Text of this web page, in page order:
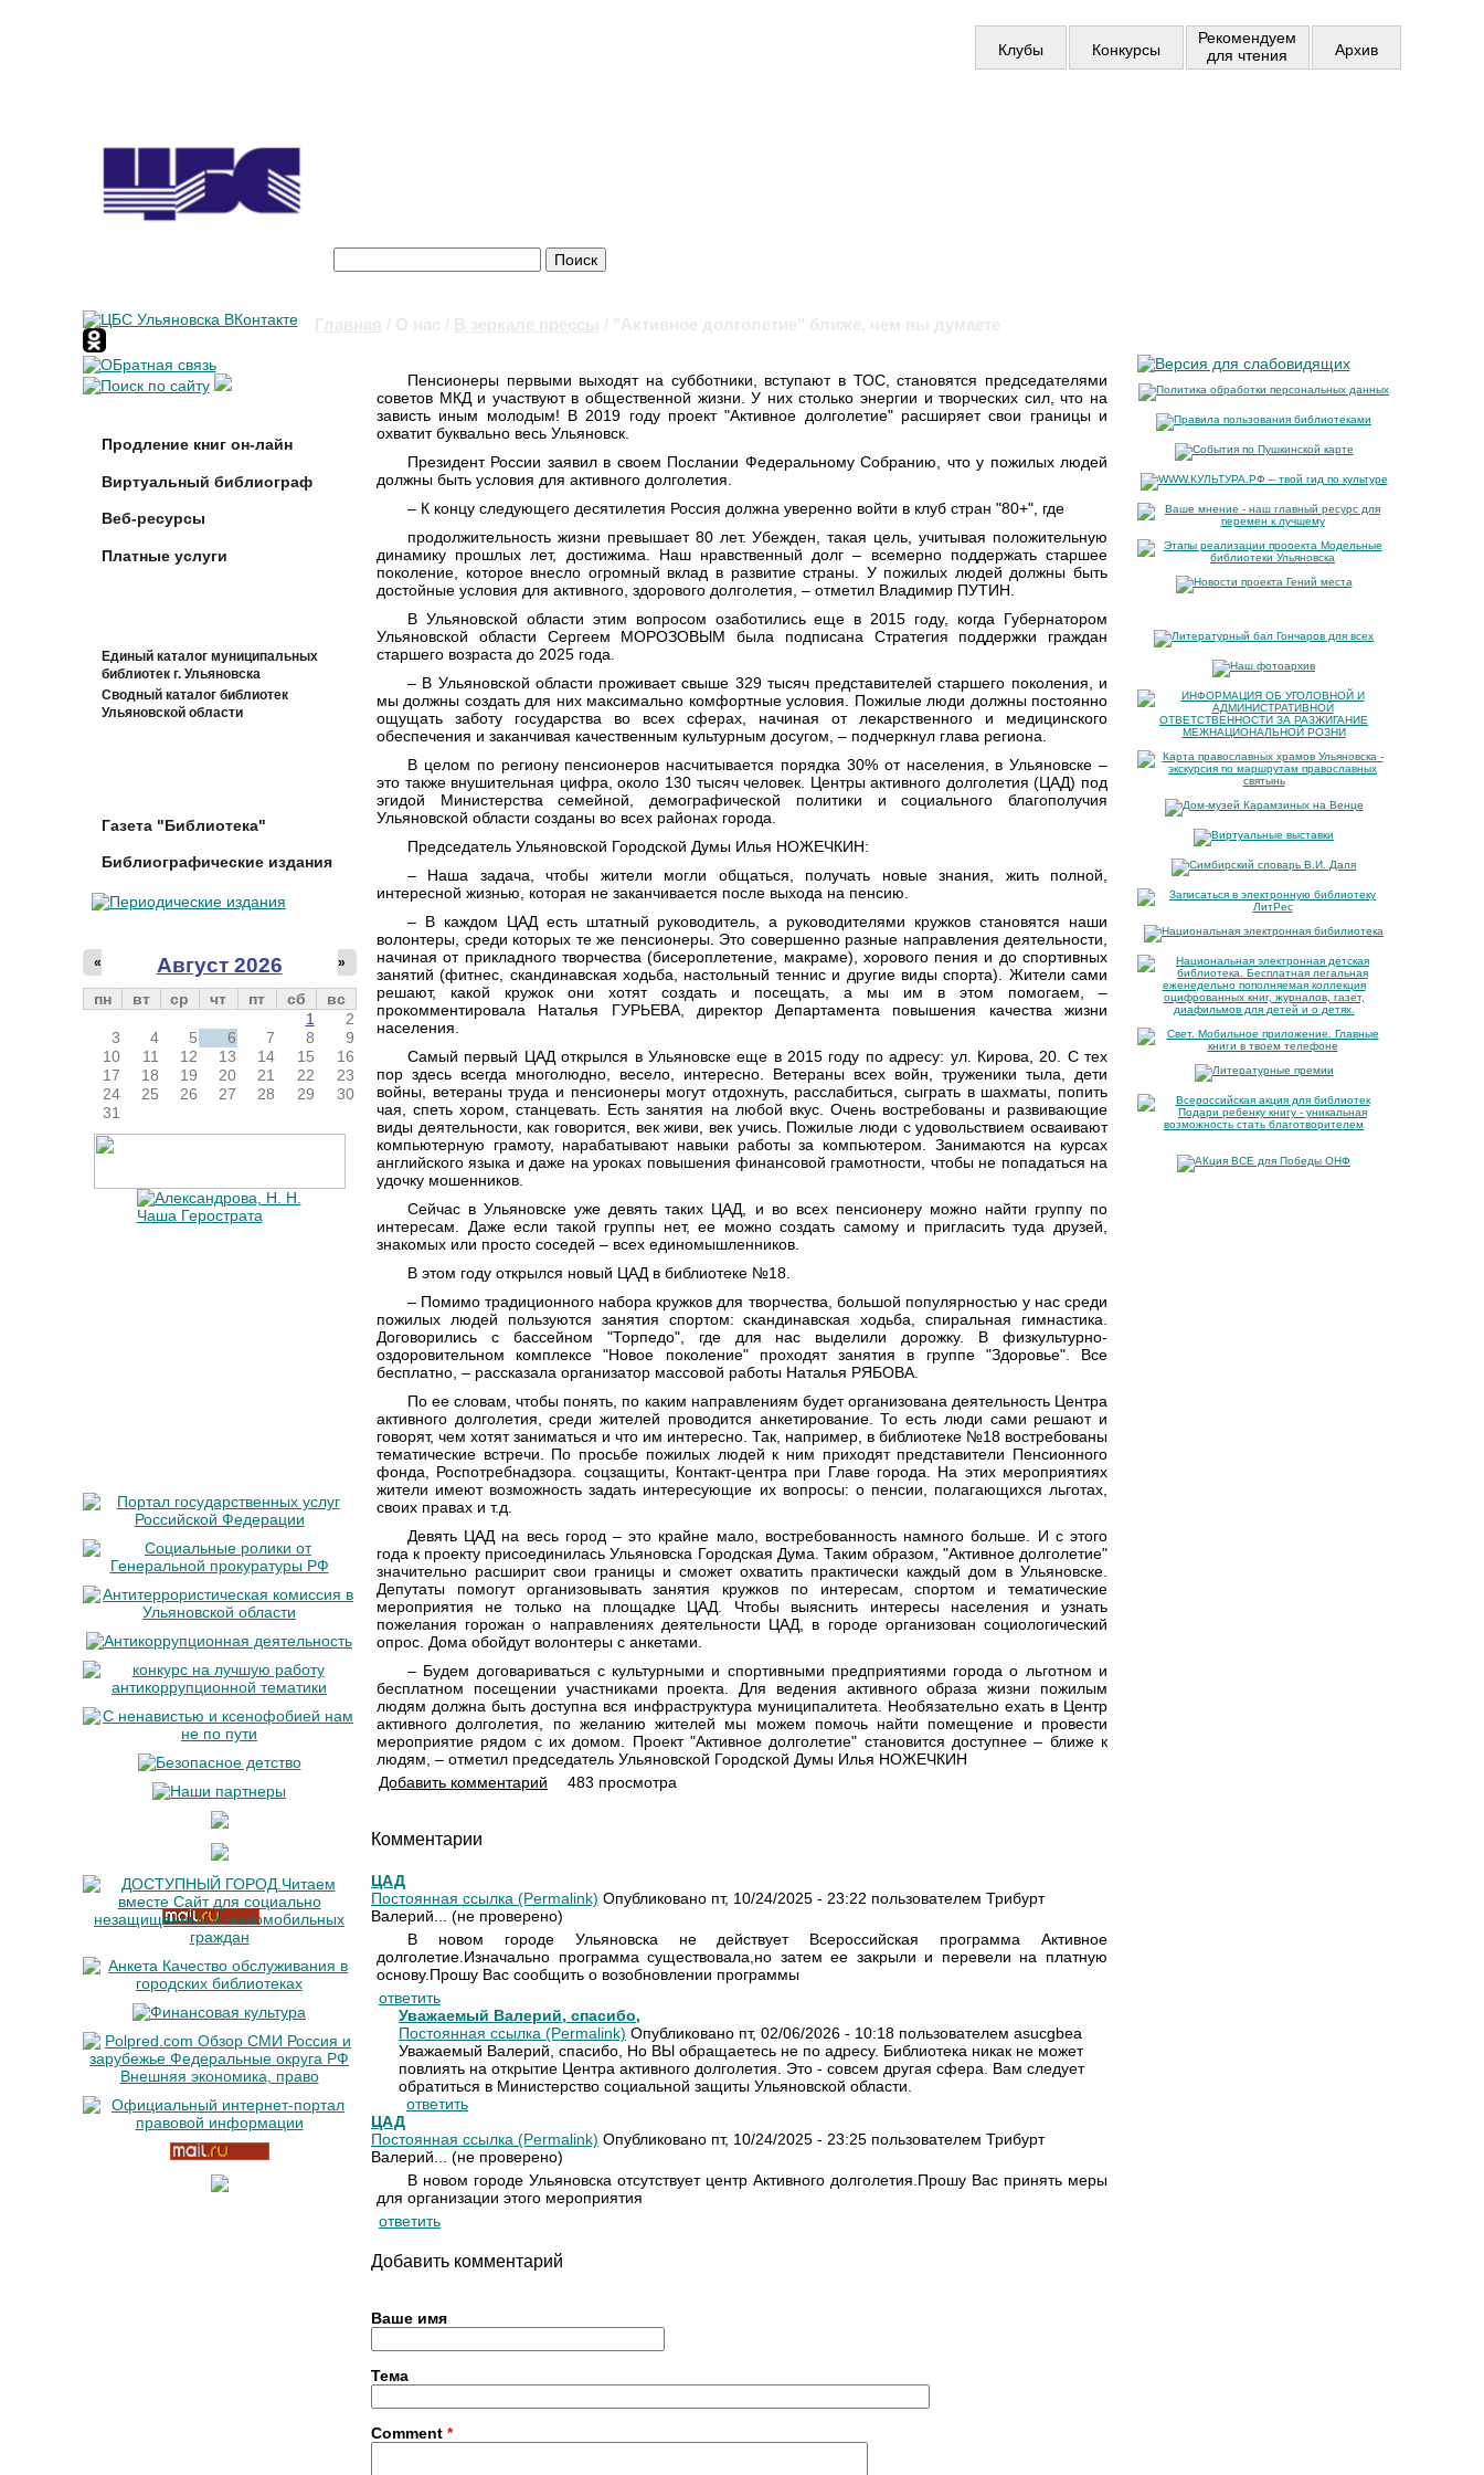
Клубы Конкурсы
Рекомендуем
для чтения
Архив
Главная / О нас / В зеркале прессы / "Активное долголетие" ближе, чем вы думаете
Продление книг он-лайн
Виртуальный библиограф
Веб-ресурсы
Платные услуги
Единый каталог муниципальных
библиотек г. Ульяновска
Сводный каталог библиотек
Ульяновской области
Газета "Библиотека"
Библиографические издания
Август 2026
« »
пн вт ср чт пт сб
вс
1
2
3
4 5 6 7 8
9
10
11 12 13 14 15
16
17
18 19 20 21 22
23
24
25 26 27 28 29
30
31
Пенсионеры первыми выходят на субботники, вступают в ТОС, становятся председателями
советов МКД и участвуют в общественной жизни. У них столько энергии и творческих сил, что на
зависть иным молодым! В 2019 году проект "Активное долголетие" расширяет свои границы и
охватит буквально весь Ульяновск.
Президент России заявил в своем Послании Федеральному Собранию, что у пожилых людей
должны быть условия для активного долголетия.
– К концу следующего десятилетия Россия должна уверенно войти в клуб стран "80+", где
продолжительность жизни превышает 80 лет. Убежден, такая цель, учитывая положительную
динамику прошлых лет, достижима. Наш нравственный долг – всемерно поддержать старшее
поколение, которое внесло огромный вклад в развитие страны. У пожилых людей должны быть
достойные условия для активного, здорового долголетия, – отметил Владимир ПУТИН.
В Ульяновской области этим вопросом озаботились еще в 2015 году, когда Губернатором
Ульяновской области Сергеем МОРОЗОВЫМ была подписана Стратегия поддержки граждан
старшего возраста до 2025 года.
– В Ульяновской области проживает свыше 329 тысяч представителей старшего поколения, и
мы должны создать для них максимально комфортные условия. Пожилые люди должны постоянно
ощущать заботу государства во всех сферах, начиная от лекарственного и медицинского
обеспечения и заканчивая качественным культурным досугом, – подчеркнул глава региона.
В целом по региону пенсионеров насчитывается порядка 30% от населения, в Ульяновске –
это также внушительная цифра, около 130 тысяч человек. Центры активного долголетия (ЦАД) под
эгидой Министерства семейной, демографической политики и социального благополучия
Ульяновской области созданы во всех районах города.
Председатель Ульяновской Городской Думы Илья НОЖЕЧКИН:
– Наша задача, чтобы жители могли общаться, получать новые знания, жить полной,
интересной жизнью, которая не заканчивается после выхода на пенсию.
– В каждом ЦАД есть штатный руководитель, а руководителями кружков становятся наши
волонтеры, среди которых те же пенсионеры. Это совершенно разные направления деятельности,
начиная от прикладного творчества (бисероплетение, макраме), хорового пения и до спортивных
занятий (фитнес, скандинавская ходьба, настольный теннис и другие виды спорта). Жители сами
решают, какой кружок они хотят создать и посещать, а мы им в этом помогаем, –
прокомментировала Наталья ГУРЬЕВА, директор Департамента повышения качества жизни
населения.
Самый первый ЦАД открылся в Ульяновске еще в 2015 году по адресу: ул. Кирова, 20. С тех
пор здесь всегда многолюдно, весело, интересно. Ветераны всех войн, труженики тыла, дети
войны, ветераны труда и пенсионеры могут отдохнуть, расслабиться, сыграть в шахматы, попить
чая, спеть хором, станцевать. Есть занятия на любой вкус. Очень востребованы и развивающие
виды деятельности, как говорится, век живи, век учись. Пожилые люди с удовольствием осваивают
компьютерную грамоту, нарабатывают навыки работы за компьютером. Занимаются на курсах
английского языка и даже на уроках повышения финансовой грамотности, чтобы не попадаться на
удочку мошенников.
Сейчас в Ульяновске уже девять таких ЦАД, и во всех пенсионеру можно найти группу по
интересам. Даже если такой группы нет, ее можно создать самому и пригласить туда друзей,
знакомых или просто соседей – всех единомышленников.
В этом году открылся новый ЦАД в библиотеке №18.
– Помимо традиционного набора кружков для творчества, большой популярностью у нас среди
пожилых людей пользуются занятия спортом: скандинавская ходьба, спиральная гимнастика.
Договорились с бассейном "Торпедо", где для нас выделили дорожку. В физкультурно-
оздоровительном комплексе "Новое поколение" проходят занятия в группе "Здоровье". Все
бесплатно, – рассказала организатор массовой работы Наталья РЯБОВА.
По ее словам, чтобы понять, по каким направлениям будет организована деятельность Центра
активного долголетия, среди жителей проводится анкетирование. То есть люди сами решают и
говорят, чем хотят заниматься и что им интересно. Так, например, в библиотеке №18 востребованы
тематические встречи. По просьбе пожилых людей к ним приходят представители Пенсионного
фонда, Роспотребнадзора. соцзащиты, Контакт-центра при Главе города. На этих мероприятиях
жители имеют возможность задать интересующие их вопросы: о пенсии, полагающихся льготах,
своих правах и т.д.
Девять ЦАД на весь город – это крайне мало, востребованность намного больше. И с этого
года к проекту присоединилась Ульяновска Городская Дума. Таким образом, "Активное долголетие"
значительно расширит свои границы и сможет охватить практически каждый дом в Ульяновске.
Депутаты помогут организовывать занятия кружков по интересам, спортом и тематические
мероприятия не только на площадке ЦАД. Чтобы выяснить интересы населения и узнать
пожелания горожан о направлениях деятельности ЦАД, в городе организован социологический
опрос. Дома обойдут волонтеры с анкетами.
– Будем договариваться с культурными и спортивными предприятиями города о льготном и
бесплатном посещении участниками проекта. Для ведения активного образа жизни пожилым
людям должна быть доступна вся инфраструктура муниципалитета. Необязательно ехать в Центр
активного долголетия, по желанию жителей мы можем помочь найти помещение и провести
мероприятие рядом с их домом. Проект "Активное долголетие" становится доступнее – ближе к
людям, – отметил председатель Ульяновской Городской Думы Илья НОЖЕЧКИН
Добавить комментарий
483 просмотра
Комментарии
ЦАД
Постоянная ссылка (Permalink) Опубликовано пт, 10/24/2025 - 23:22 пользователем Трибурт
Валерий... (не проверено)
В новом городе Ульяновска не действует Всероссийская программа Активное
долголетие.Изначально программа существовала,но затем ее закрыли и перевели на платную
основу.Прошу Вас сообщить о возобновлении программы
ответить
Уважаемый Валерий, спасибо,
Постоянная ссылка (Permalink) Опубликовано пт, 02/06/2026 - 10:18 пользователем asucgbea
Уважаемый Валерий, спасибо, Но ВЫ обращаетесь не по адресу. Библиотека никак не может
повлиять на открытие Центра активного долголетия. Это - совсем другая сфера. Вам следует
обратиться в Министерство социальной защиты Ульяновской области.
ответить
ЦАД
Постоянная ссылка (Permalink) Опубликовано пт, 10/24/2025 - 23:25 пользователем Трибурт
Валерий... (не проверено)
В новом городе Ульяновска отсутствует центр Активного долголетия.Прошу Вас принять меры
для организации этого мероприятия
ответить
Добавить комментарий
Ваше имя
Тема
Comment *